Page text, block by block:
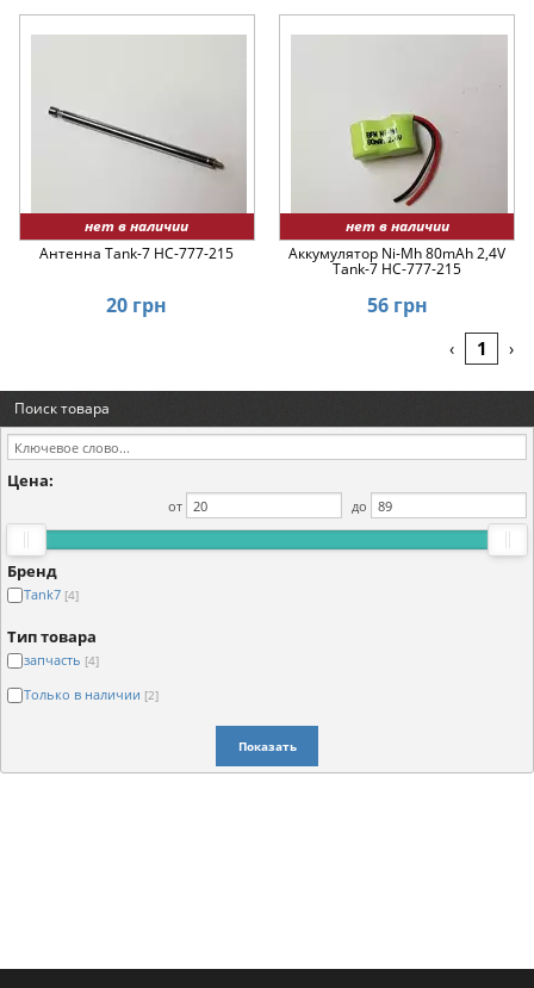
нет в наличии
Антенна Tank-7 HC-777-215
20 грн
нет в наличии
Аккумулятор Ni-Mh 80mAh 2,4V
Tank-7 HC-777-215
56 грн
‹ 1 ›
Поиск товара
Цена:
от до
Бренд
Tank7 [4]
Тип товара
запчасть [4]
Только в наличии [2]
Показать